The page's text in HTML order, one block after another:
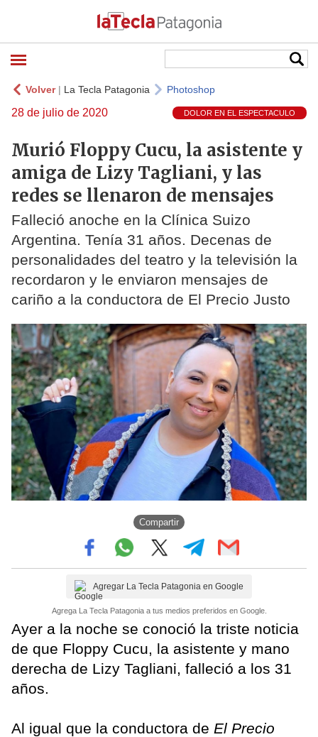
Volver| La Tecla Patagonia Photoshop
28 de julio de 2020 DOLOR EN EL ESPECTACULO
Murió Floppy Cucu, la asistente y
amiga de Lizy Tagliani, y las
redes se llenaron de mensajes
Falleció anoche en la Clínica Suizo
Argentina. Tenía 31 años. Decenas de
personalidades del teatro y la televisión la
recordaron y le enviaron mensajes de
cariño a la conductora de El Precio Justo
Compartir
Agregar La Tecla Patagonia en Google
Agrega La Tecla Patagonia a tus medios preferidos en Google.
Ayer a la noche se conoció la triste noticia
de que Floppy Cucu, la asistente y mano
derecha de Lizy Tagliani, falleció a los 31
años.
Al igual que la conductora de El Precio